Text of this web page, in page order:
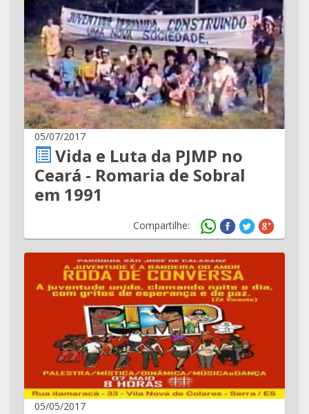
05/07/2017
Vida e Luta da PJMP no
Ceará - Romaria de Sobral
em 1991
Compartilhe:
05/05/2017